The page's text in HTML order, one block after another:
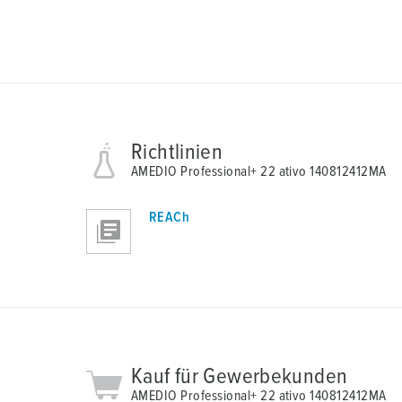
Richtlinien
AMEDIO Professional+ 22 ativo 140812412MA
REACh
Kauf für Gewerbekunden
AMEDIO Professional+ 22 ativo 140812412MA